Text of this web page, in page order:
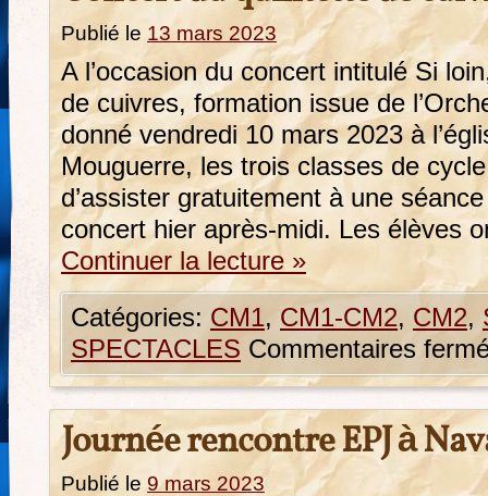
Publié le 13 mars 2023
A l’occasion du concert intitulé Si
de cuivres, formation issue de
donné vendredi 10 mars 2023 à
Mouguerre, les trois classes de
d’assister gratuitement à une
concert hier après-midi. Les élèves
Continuer la lecture »
Catégories: CM1, CM1-CM2, CM2,
SPECTACLES Commentaires
Journée rencontre EPJ à
Publié le 9 mars 2023